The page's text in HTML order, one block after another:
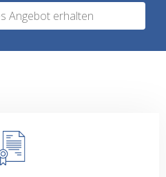
Angebot erhalten